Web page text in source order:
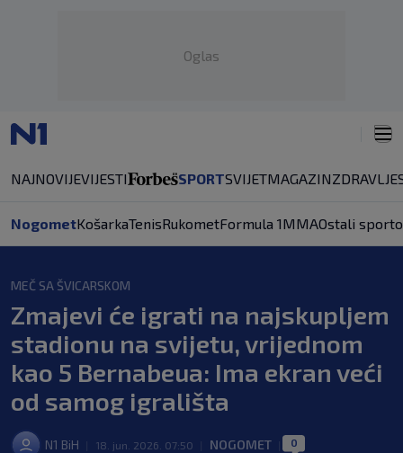
Oglas
NAJNOVIJEVIJESTI SPORTSVIJETMAGAZINZDRAVLJE
NogometKošarkaTenisRukometFormula 1MMAOstali
MEČ SA ŠVICARSKOM
Zmajevi će igrati na najskupljem
stadionu na svijetu, vrijednom
kao 5 Bernabeua: Ima ekran veći
od samog igrališta
N1 BiH 18. jun. 2026. 07:50 NOGOMET 0